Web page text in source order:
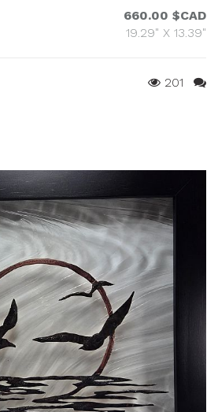
660.00 $CAD
19.29" X 13.39"
201